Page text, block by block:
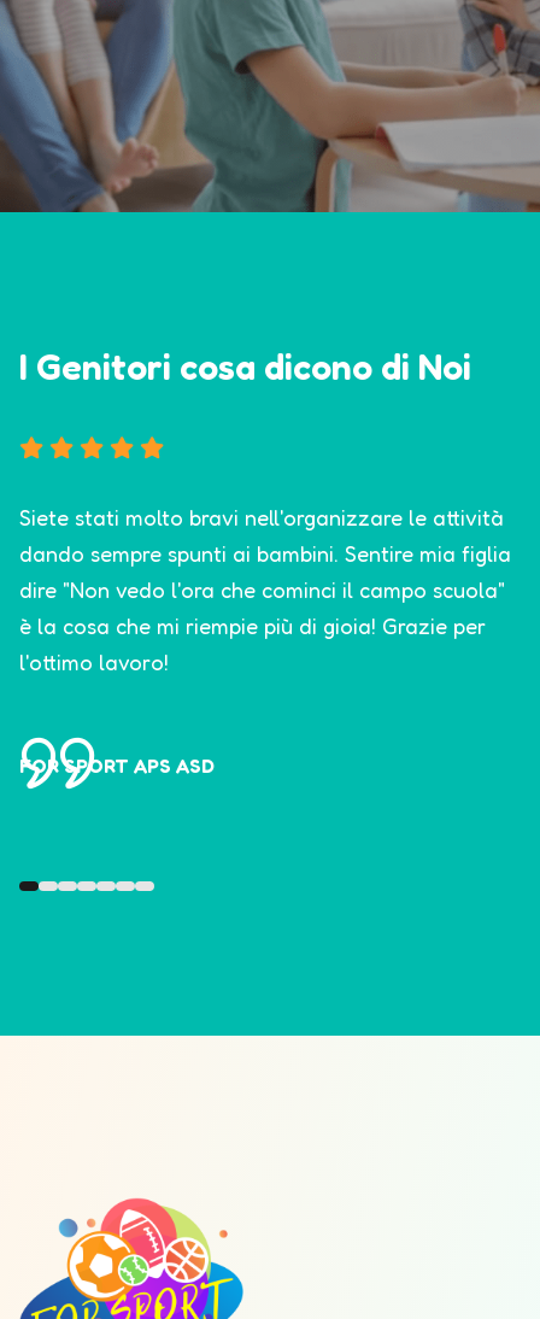
I Genitori cosa dicono di Noi
Siete stati molto bravi nell'organizzare le attività
dando sempre spunti ai bambini. Sentire mia figlia
dire "Non vedo l'ora che cominci il campo scuola"
è la cosa che mi riempie più di gioia! Grazie per
l'ottimo lavoro!
FOR SPORT APS ASD